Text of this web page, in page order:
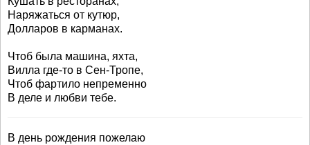
Наряжаться от кутюр,
Долларов в карманах.
Чтоб была машина, яхта,
Вилла где-то в Сен-Тропе,
Чтоб фартило непременно
В деле и любви тебе.
В день рождения пожелаю